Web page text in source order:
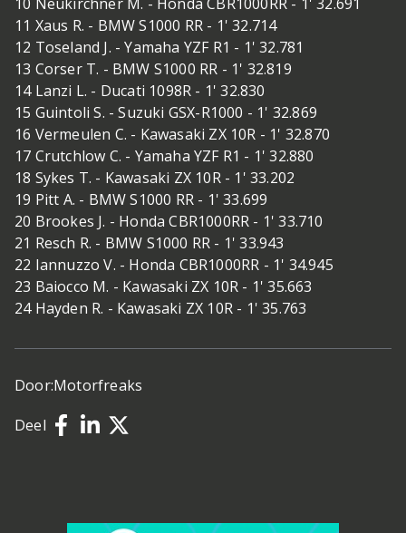
11 Xaus R. - BMW S1000 RR - 1' 32.714
12 Toseland J. - Yamaha YZF R1 - 1' 32.781
13 Corser T. - BMW S1000 RR - 1' 32.819
14 Lanzi L. - Ducati 1098R - 1' 32.830
15 Guintoli S. - Suzuki GSX-R1000 - 1' 32.869
16 Vermeulen C. - Kawasaki ZX 10R - 1' 32.870
17 Crutchlow C. - Yamaha YZF R1 - 1' 32.880
18 Sykes T. - Kawasaki ZX 10R - 1' 33.202
19 Pitt A. - BMW S1000 RR - 1' 33.699
20 Brookes J. - Honda CBR1000RR - 1' 33.710
21 Resch R. - BMW S1000 RR - 1' 33.943
22 Iannuzzo V. - Honda CBR1000RR - 1' 34.945
23 Baiocco M. - Kawasaki ZX 10R - 1' 35.663
24 Hayden R. - Kawasaki ZX 10R - 1' 35.763
Door:Motorfreaks
Deel